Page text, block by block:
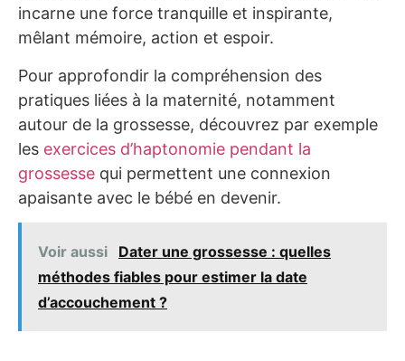
incarne une force tranquille et inspirante,
mêlant mémoire, action et espoir.
Pour approfondir la compréhension des
pratiques liées à la maternité, notamment
autour de la grossesse, découvrez par exemple
les exercices d’haptonomie pendant la
grossesse qui permettent une connexion
apaisante avec le bébé en devenir.
Voir aussi
Dater une grossesse : quelles
méthodes fiables pour estimer la date
d’accouchement ?